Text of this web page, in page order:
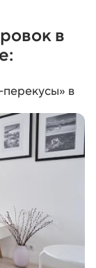
в
перекусы» в